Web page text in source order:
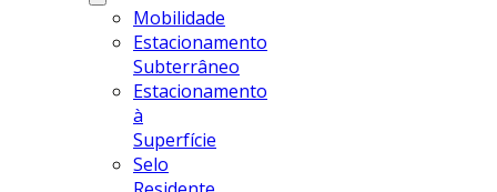
Mobilidade
Estacionamento
Subterrâneo
Estacionamento
à
Superfície
Selo